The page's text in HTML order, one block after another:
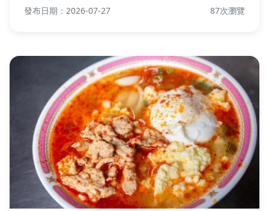
一次吃透忠貞市場。
發布日期：2026-07-27 87次瀏覽